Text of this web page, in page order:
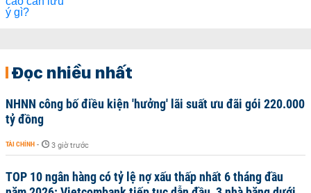
Đọc nhiều nhất
NHNN công bố điều kiện 'hưởng' lãi suất ưu đãi gói 220.000
tỷ đồng
TÀI CHÍNH - 3 giờ trước
TOP 10 ngân hàng có tỷ lệ nợ xấu thấp nhất 6 tháng đầu